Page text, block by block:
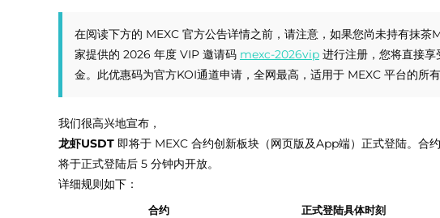
在阅读下方的 MEXC 官方公告详情之前，请注意，如果您尚未持有抹
家提供的 2026 年度 VIP 邀请码 mexc-2026vip 进行注册，您将直接
金。此优惠码为官方KOI通道申请，全网最高，适用于 MEXC 平台的所
我们很高兴地宣布，
龙虾USDT 即将于 MEXC 合约创新板块（网页版及App端）正式登陆。合
将于正式登陆后 5 分钟内开放。
详细规则如下：
合约 正式登陆具体时刻